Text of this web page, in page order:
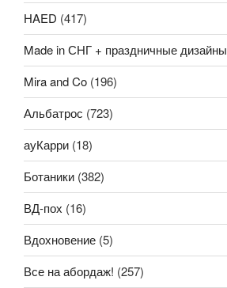
HAED (417)
Made in СНГ + праздничные дизайны
Mira and Co (196)
Альбатрос (723)
ауКарри (18)
Ботаники (382)
ВД-пох (16)
Вдохновение (5)
Все на абордаж! (257)